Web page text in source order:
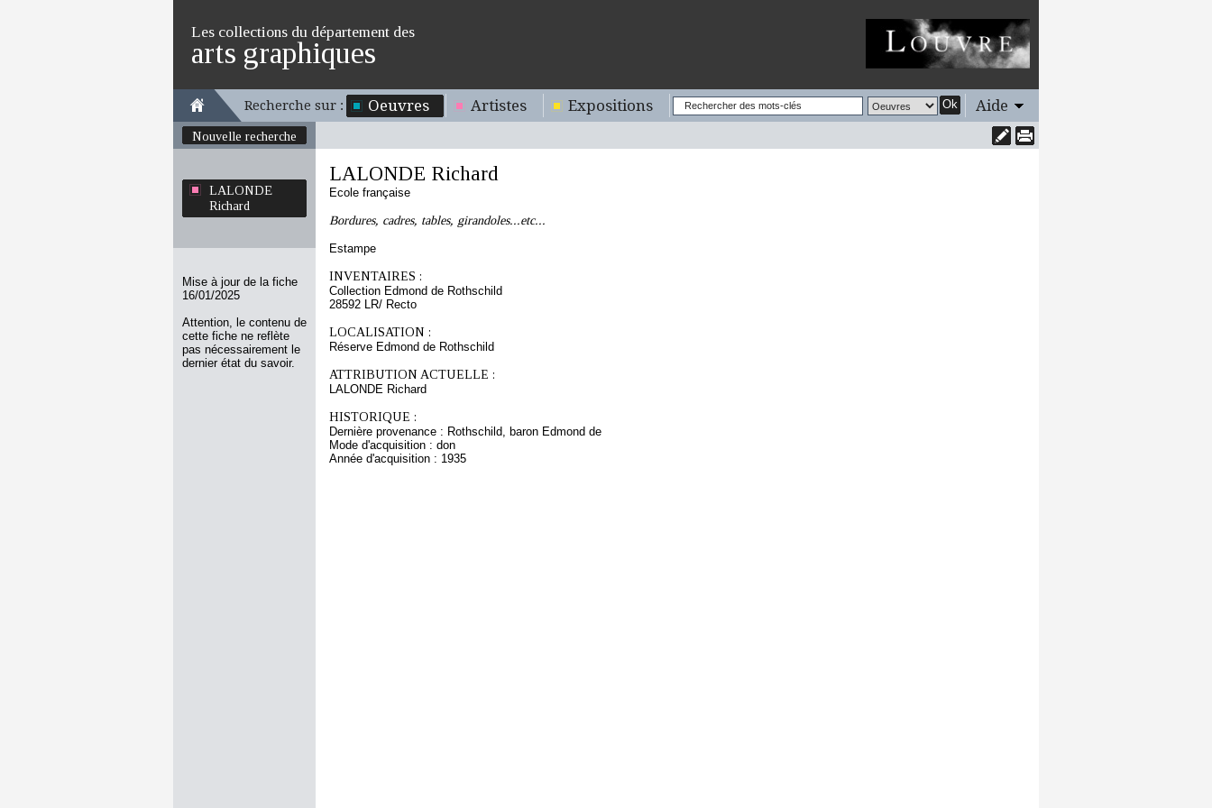
Les collections du département des
arts graphiques
Recherche sur : Oeuvres Artistes Expositions Ok Aide
Nouvelle recherche
LALONDE
Richard
Mise à jour de la fiche
16/01/2025
Attention, le contenu de
cette fiche ne reflète
pas nécessairement le
dernier état du savoir.
LALONDE Richard
Ecole française
Bordures, cadres, tables, girandoles...etc...
Estampe
INVENTAIRES :
Collection Edmond de Rothschild
28592 LR/ Recto
LOCALISATION :
Réserve Edmond de Rothschild
ATTRIBUTION ACTUELLE :
LALONDE Richard
HISTORIQUE :
Dernière provenance : Rothschild, baron Edmond de
Mode d'acquisition : don
Année d'acquisition : 1935